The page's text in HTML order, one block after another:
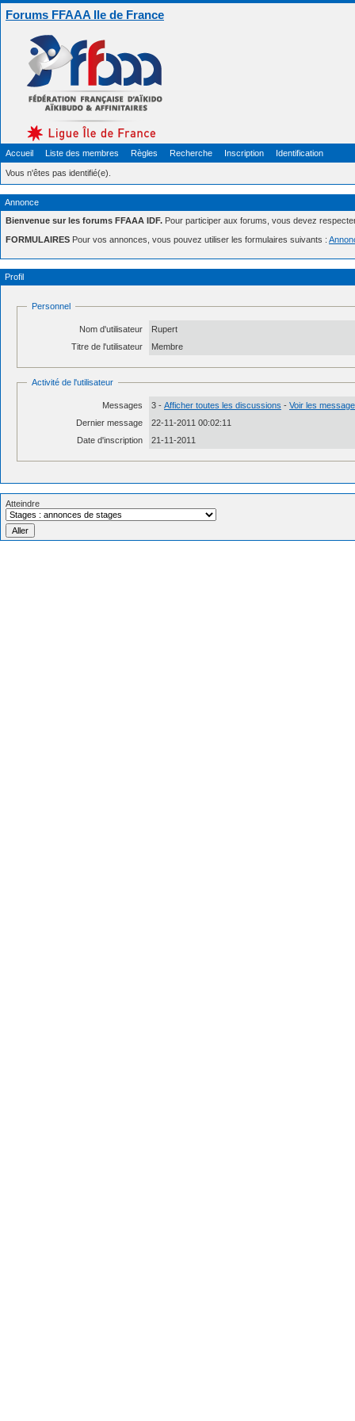
Forums FFAAA Ile de France
Accueil Liste des membres Règles Recherche Inscription Identification
Vous n'êtes pas identifié(e).
Annonce
Bienvenue sur les forums FFAAA IDF. Pour participer aux forums, vous devez
FORMULAIRES Pour vos annonces, vous pouvez utiliser les formulaires suivants :
Profil
Personnel
Nom d'utilisateur
Rupert
Titre de l'utilisateur
Membre
Activité de l'utilisateur
Messages 3 - Afficher toutes les discussions - Voir les
Dernier message
22-11-2011 00:02:11
Date d'inscription
21-11-2011
Atteindre